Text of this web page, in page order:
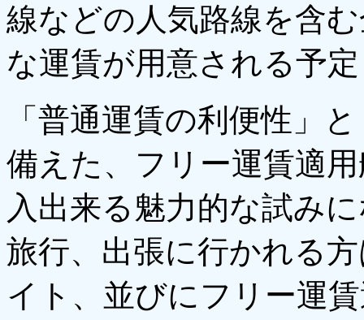
線などの人気路線を含
な運賃が用意される予
「普通運賃の利便性」
備えた、フリー運賃適
入出来る魅力的な試み
旅行、出張に行かれる
イト、並びにフリー運